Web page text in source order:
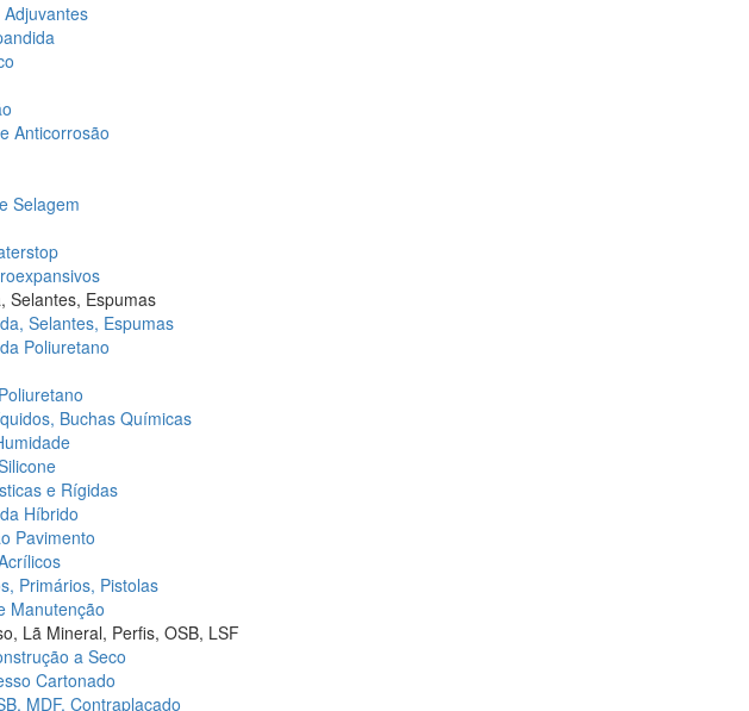
Anticorrosão
Selagem
Selantes, Espumas
Selantes, Espumas
Poliuretano
Buchas Químicas
e Rígidas
Híbrido
Pavimento
Primários, Pistolas
Manutenção
Lã Mineral, Perfis, OSB, LSF
a Seco
Cartonado
MDF, Contraplacado